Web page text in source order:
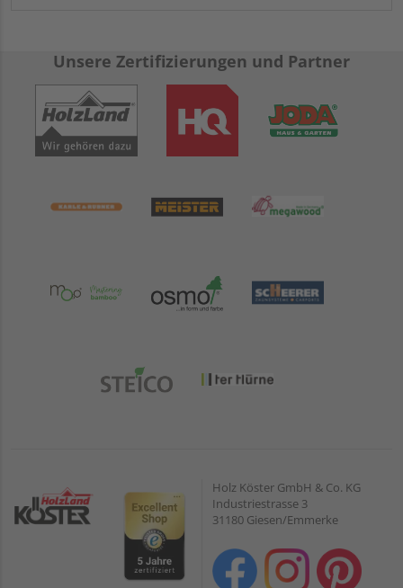
Unsere Zertifizierungen und Partner
Holz Köster GmbH & Co. KG
Industriestrasse 3
31180 Giesen/Emmerke